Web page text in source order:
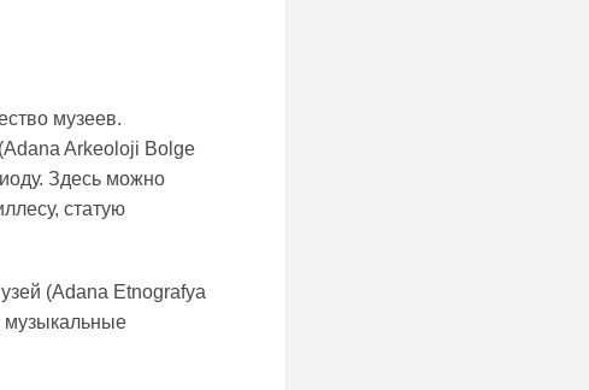
музеев.
Arkeoloji Bolge
Здесь можно
статую
(Adana Etnografya
музыкальные